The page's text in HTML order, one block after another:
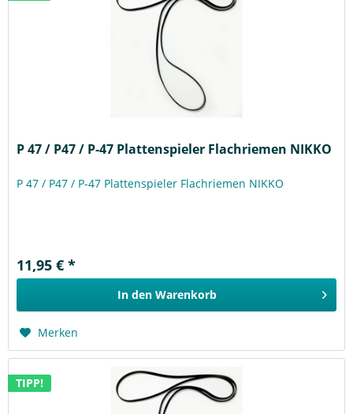
P 47 / P47 / P-47 Plattenspieler Flachriemen NIKKO
P 47 / P47 / P-47 Plattenspieler Flachriemen NIKKO
11,95 € *
In den Warenkorb
Merken
TIPP!